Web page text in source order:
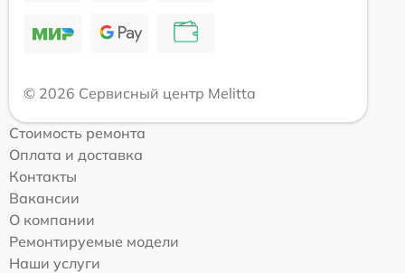
© 2026 Сервисный центр Melitta
Стоимость ремонта
Оплата и доставка
Контакты
Вакансии
О компании
Ремонтируемые модели
Наши услуги